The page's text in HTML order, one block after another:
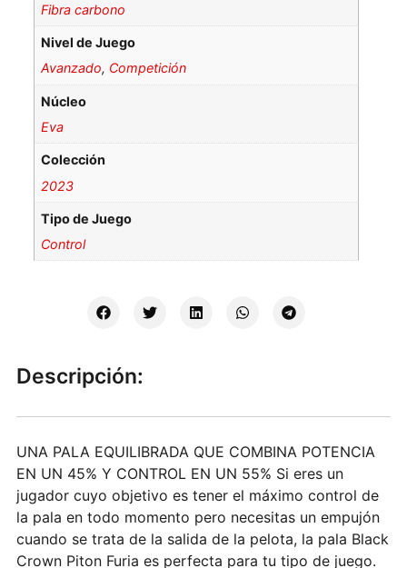
Fibra carbono
Nivel de Juego
Avanzado, Competición
Núcleo
Eva
Colección
2023
Tipo de Juego
Control
Descripción:
UNA PALA EQUILIBRADA QUE COMBINA POTENCIA
EN UN 45% Y CONTROL EN UN 55% Si eres un
jugador cuyo objetivo es tener el máximo control de
la pala en todo momento pero necesitas un empujón
cuando se trata de la salida de la pelota, la pala Black
Crown Piton Furia es perfecta para tu tipo de juego.